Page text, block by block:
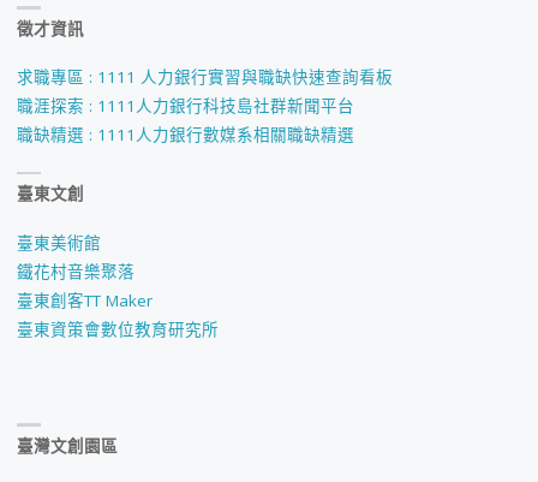
徵才資訊
求職專區 : 1111 人力銀行實習與職缺快速查詢看板
職涯探索 : 1111人力銀行科技島社群新聞平台
職缺精選 : 1111人力銀行數媒系相關職缺精選
臺東文創
臺東美術館
鐵花村音樂聚落
臺東創客TT Maker
臺東資策會數位教育研究所
臺灣文創園區